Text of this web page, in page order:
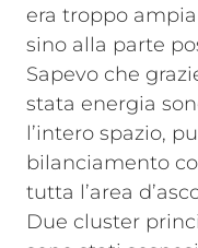
era troppo
sino alla parte
Sapevo che
stata energia
l’intero spazio,
bilanciamento
tutta l’area
Due cluster